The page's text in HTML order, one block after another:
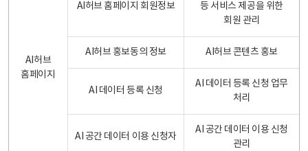
AI허브
홈페이지
AI허브 홈페이지 회원정보
등 서비스 제공을 위한
회원 관리
AI허브 홍보동의 정보 AI허브 콘텐츠 홍보
AI 데이터 등록 신청
AI 데이터 등록 신청 업무
처리
AI 공간 데이터 이용 신청자
AI 공간 데이터 이용 신청
관리